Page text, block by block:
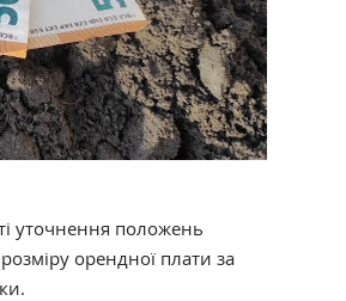
уточнення положень
орендної плати за